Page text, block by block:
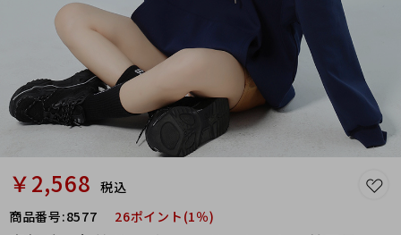
￥2,568 税込
商品番号:8577 26ポイント(1％)